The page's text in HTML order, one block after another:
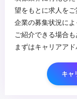
望をもとに求人をご
企業の募集状況に
ご紹介できる場合も
まずはキャリアア
キャ